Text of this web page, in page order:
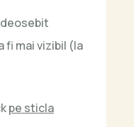
fi mai vizibil (la
pe sticla